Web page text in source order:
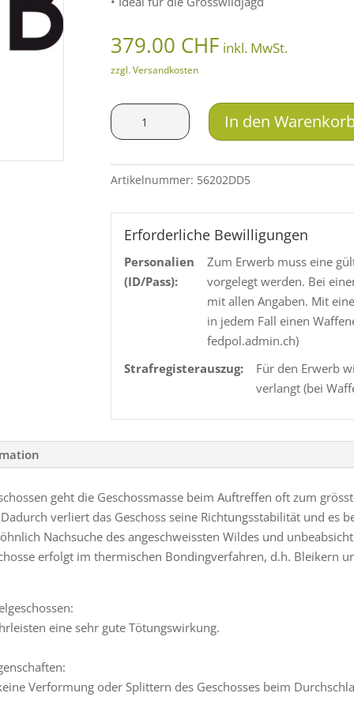
379.00 CHF inkl. MwSt.
zzgl. Versandkosten
LFB
Solid
VMR
58.3g
In den
Artikelnummer: 56202DD5
Erforderliche Bewilligungen
Personalien
(ID/Pass):
Zum Erwerb muss eine
vorgelegt werden. Bei
mit allen Angaben. Mit
in jedem Fall einen
fedpol.admin.ch)
Strafregisterauszug:
Für den Erwerb
verlangt (bei
geht die Geschossmasse beim Auftreffen oft zum
verliert das Geschoss seine Richtungsstabilität und es
Nachsuche des angeschweissten Wildes und
erfolgt im thermischen Bondingverfahren, d.h. Bleikern
eine sehr gute Tötungswirkung.
Verformung oder Splittern des Geschosses beim